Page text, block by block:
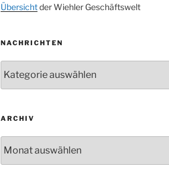
15.11.
Volkstrauertag am Ehrenmal
29.11.
24.09. bis
19. u. 20.12.
Weihnachtsmarkt rund um die
Übersichtder Wiehler Geschäftswelt
NACHRICHTEN
ARCHIV